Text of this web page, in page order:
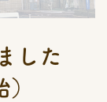
した